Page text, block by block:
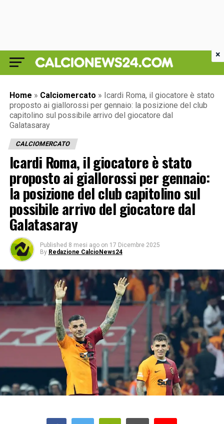
Home » Calciomercato » Icardi Roma, il giocatore è stato
proposto ai giallorossi per gennaio: la posizione del club
capitolino sul possibile arrivo del giocatore dal
Galatasaray
CALCIOMERCATO
Icardi Roma, il giocatore è stato
proposto ai giallorossi per gennaio:
la posizione del club capitolino sul
possibile arrivo del giocatore dal
Galatasaray
Published 8 mesi ago on 17 Dicembre 2025
By Redazione CalcioNews24
×